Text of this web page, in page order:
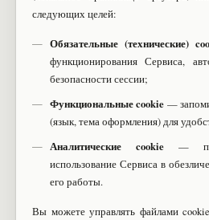
следующих целей:
Обязательные (технические)
функционирования Сервиса,
безопасности сессии;
Функциональные cookie —
(язык, тема оформления) для
Аналитические cookie—
использование Сервиса в
его работы.
Вы можете управлять файлами